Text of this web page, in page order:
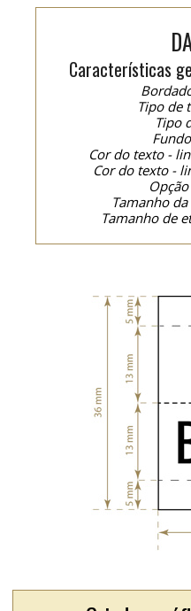
Características
Tipo de
Tipo
Cor do texto -
Cor do texto -
Tamanho
Tamanho de